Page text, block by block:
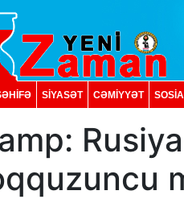
SİYASƏT CƏMİYYƏT